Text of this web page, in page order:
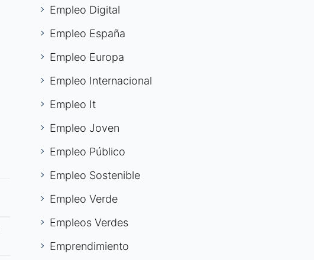
Empleo Digital
Empleo España
Empleo Europa
Empleo Internacional
Empleo It
Empleo Joven
Empleo Público
Empleo Sostenible
Empleo Verde
Empleos Verdes
Emprendimiento